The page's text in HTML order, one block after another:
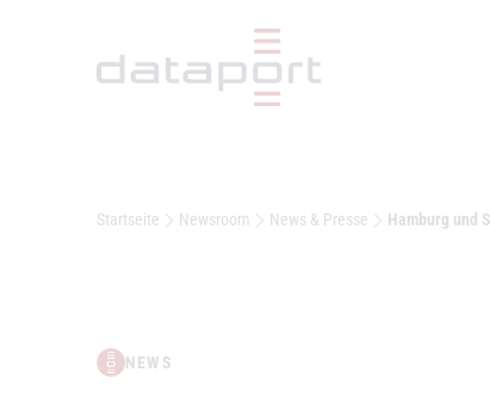
Startseite Newsroom News & Presse Hamburg und
NEWS